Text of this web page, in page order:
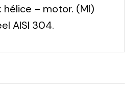
hélice – motor. (MI)
AISI 304.